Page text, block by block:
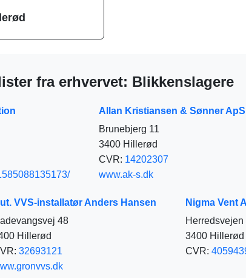
fra erhvervet: Blikkenslagere
Allan Kristiansen & Sønner ApS
Brunebjerg 11
3400 Hillerød
CVR: 14202307
www.ak-s.dk
VVS-installatør Anders Hansen
48
Hillerød
32693121
Nigma Vent
Herredsvejen
3400 Hillerød
CVR: